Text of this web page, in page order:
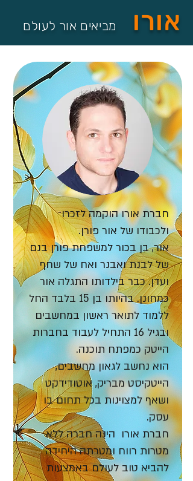
מביאים אור לעולם אורו
חברת אורו הוקמה לזכרו
ולכבודו של אור פורן.
אור, בן בכור למשפחת פורן בנם
של לבנת ואבנר ואח של שחף
ועדן. כבר בילדותו התגלה אור
כמחונן. בהיותו בן 15 בלבד החל
ללמוד לתואר ראשון במחשבים
ובגיל 16 התחיל לעבוד בחברות
הייטק כמפתח תוכנה.
הוא נחשב לגאון מחשבים,
הייטקיסט מבריק, אוטודידקט
ושאף למצוינות בכל תחום בו
עסק.
חברת אורו הינה חברה ללא
מטרות רווח ומטרתה היחידה
להביא טוב לעולם באמצעות